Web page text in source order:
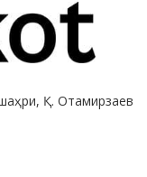
Қ. Отамирзаев